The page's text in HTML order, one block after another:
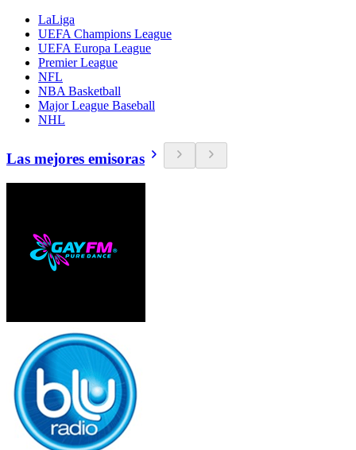
LaLiga
UEFA Champions League
UEFA Europa League
Premier League
NFL
NBA Basketball
Major League Baseball
NHL
Las mejores emisoras